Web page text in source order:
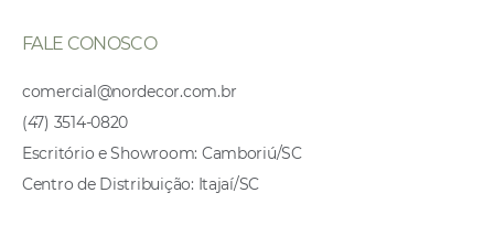
FALE CONOSCO
comercial@nordecor.com.br
(47) 3514-0820
Escritório e Showroom: Camboriú/SC
Centro de Distribuição: Itajaí/SC